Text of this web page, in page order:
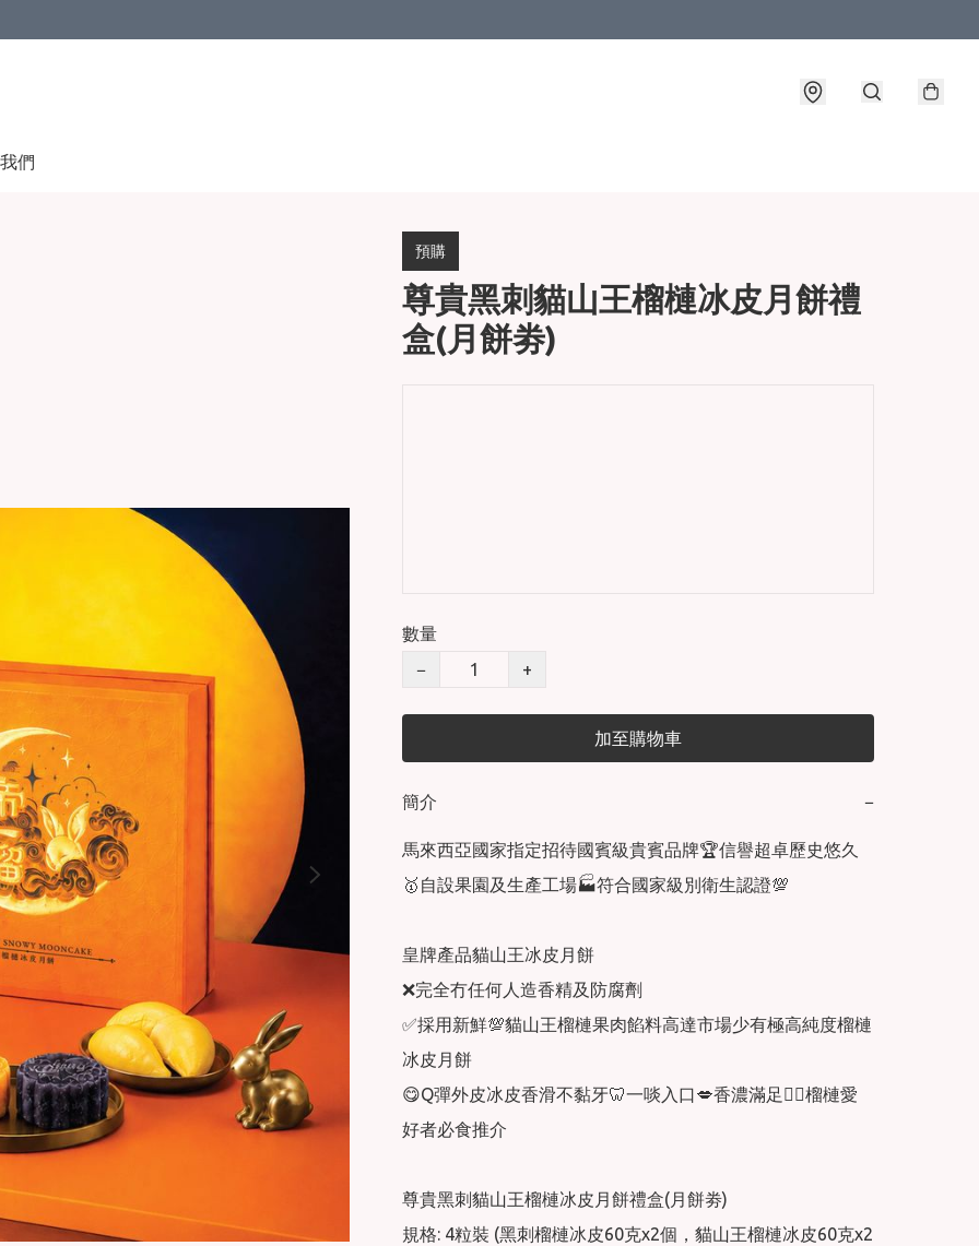
們
預購
尊貴黑刺貓山王榴槤冰皮月餅禮
盒(月餅劵)
數量
−
+
加至購物車
簡介 −
馬來西亞國家指定招待國賓級貴賓品牌🏆信譽超卓歷史悠久
🥇自設果園及生產工場🏭符合國家級別衛生認證💯
皇牌產品貓山王冰皮月餅
❌完全冇任何人造香精及防腐劑
✅採用新鮮💯貓山王榴槤果肉餡料高達市場少有極高純度榴槤
冰皮月餅
😋Q彈外皮冰皮香滑不黏牙🦷一啖入口💋香濃滿足👍🏻榴槤愛
好者必食推介
尊貴黑刺貓山王榴槤冰皮月餅禮盒(月餅劵)
規格: 4粒裝 (黑刺榴槤冰皮60克x2個，貓山王榴槤冰皮60克x2